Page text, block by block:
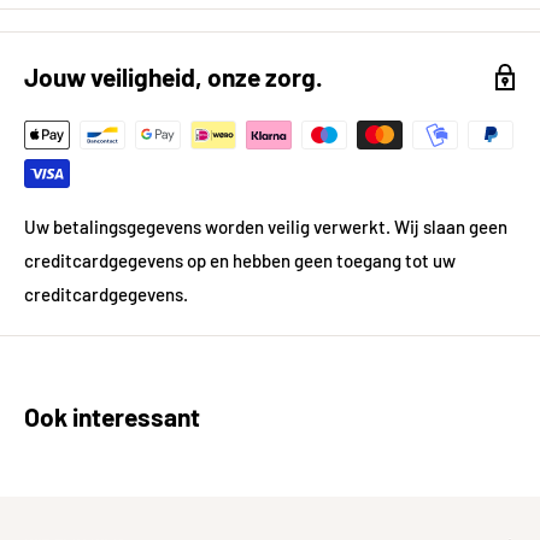
Fysieke eigenschappen
Kleur gedetailleerd
Afwerking Mat
0.0 kg
aanbrengmethode
Jouw veiligheid, onze zorg.
Uw betalingsgegevens worden veilig verwerkt. Wij slaan geen
creditcardgegevens op en hebben geen toegang tot uw
creditcardgegevens.
Ook interessant